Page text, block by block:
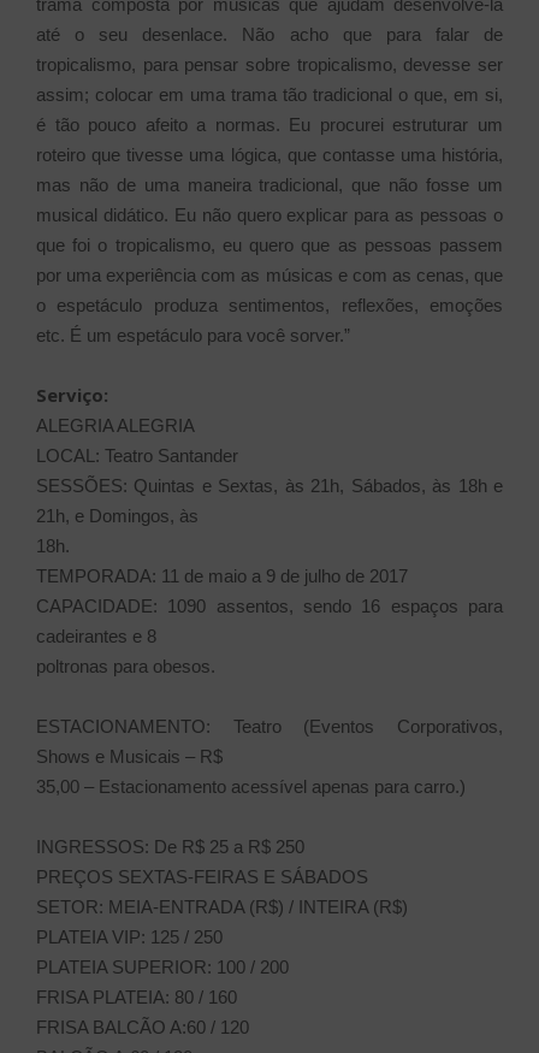
até o seu desenlace. Não acho que para falar de
tropicalismo, para pensar sobre tropicalismo, devesse ser
assim; colocar em uma trama tão tradicional o que, em si,
é tão pouco afeito a normas. Eu procurei estruturar um
roteiro que tivesse uma lógica, que contasse uma história,
mas não de uma maneira tradicional, que não fosse um
musical didático. Eu não quero explicar para as pessoas o
que foi o tropicalismo, eu quero que as pessoas passem
por uma experiência com as músicas e com as cenas, que
o espetáculo produza sentimentos, reflexões, emoções
etc. É um espetáculo para você sorver.”
Serviço:
ALEGRIA ALEGRIA
LOCAL: Teatro Santander
SESSÕES: Quintas e Sextas, às 21h, Sábados, às 18h e
21h, e Domingos, às
18h.
TEMPORADA: 11 de maio a 9 de julho de 2017
CAPACIDADE: 1090 assentos, sendo 16 espaços para
cadeirantes e 8
poltronas para obesos.
ESTACIONAMENTO: Teatro (Eventos Corporativos,
Shows e Musicais – R$
35,00 – Estacionamento acessível apenas para carro.)
INGRESSOS: De R$ 25 a R$ 250
PREÇOS SEXTAS-FEIRAS E SÁBADOS
SETOR: MEIA-ENTRADA (R$) / INTEIRA (R$)
PLATEIA VIP: 125 / 250
PLATEIA SUPERIOR: 100 / 200
FRISA PLATEIA: 80 / 160
FRISA BALCÃO A:60 / 120